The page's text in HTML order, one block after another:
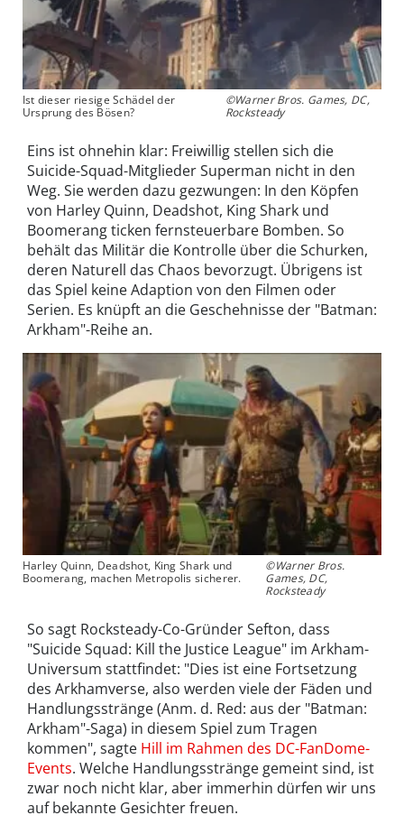
Ist dieser riesige Schädel der
Ursprung des Bösen?
©Warner Bros. Games, DC,
Rocksteady
Eins ist ohnehin klar: Freiwillig stellen sich die
Suicide-Squad-Mitglieder Superman nicht in den
Weg. Sie werden dazu gezwungen: In den Köpfen
von Harley Quinn, Deadshot, King Shark und
Boomerang ticken fernsteuerbare Bomben. So
behält das Militär die Kontrolle über die Schurken,
deren Naturell das Chaos bevorzugt. Übrigens ist
das Spiel keine Adaption von den Filmen oder
Serien. Es knüpft an die Geschehnisse der "Batman:
Arkham"-Reihe an.
Harley Quinn, Deadshot, King Shark und
Boomerang, machen Metropolis sicherer.
©Warner Bros.
Games, DC,
Rocksteady
So sagt Rocksteady-Co-Gründer Sefton, dass
"Suicide Squad: Kill the Justice League" im Arkham-
Universum stattfindet: "Dies ist eine Fortsetzung
des Arkhamverse, also werden viele der Fäden und
Handlungsstränge (Anm. d. Red: aus der "Batman:
Arkham"-Saga) in diesem Spiel zum Tragen
kommen", sagte Hill im Rahmen des DC-FanDome-
Events. Welche Handlungsstränge gemeint sind, ist
zwar noch nicht klar, aber immerhin dürfen wir uns
auf bekannte Gesichter freuen.